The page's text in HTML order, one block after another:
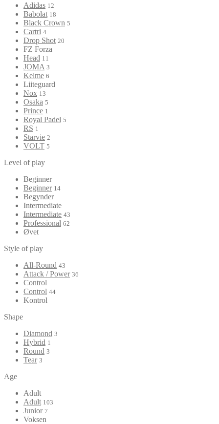
Adidas 12
Babolat 18
Black Crown 5
Cartri 4
Drop Shot 20
FZ Forza
Head 11
JOMA 3
Kelme 6
Liiteguard
Nox 13
Osaka 5
Prince 1
Royal Padel 5
RS 1
Starvie 2
VOLT 5
Level of play
Beginner
Beginner 14
Begynder
Intermediate
Intermediate 43
Professional 62
Øvet
Style of play
All-Round 43
Attack / Power 36
Control
Control 44
Kontrol
Shape
Diamond 3
Hybrid 1
Round 3
Tear 3
Age
Adult
Adult 103
Junior 7
Voksen